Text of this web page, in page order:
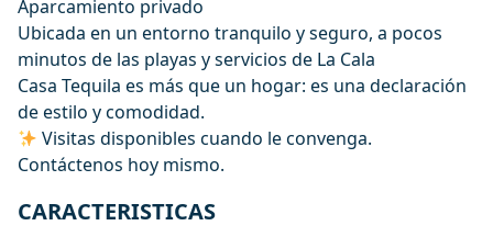
Aparcamiento privado
Ubicada en un entorno tranquilo y seguro, a pocos
minutos de las playas y servicios de La Cala
Casa Tequila es más que un hogar: es una declaración
de estilo y comodidad.
Visitas disponibles cuando le convenga.
Contáctenos hoy mismo.
CARACTERISTICAS